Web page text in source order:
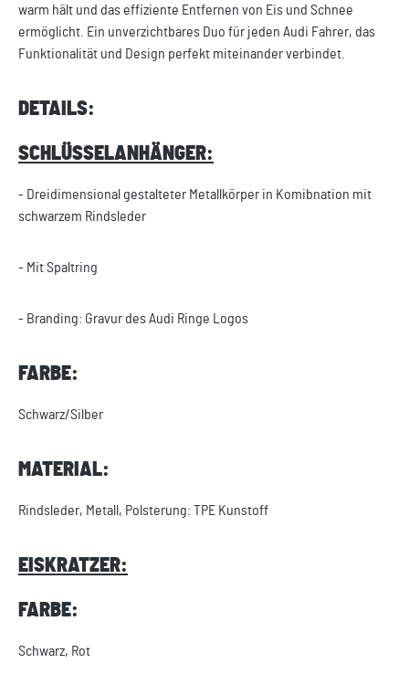
warm hält und das effiziente Entfernen von Eis und Schnee
ermöglicht. Ein unverzichtbares Duo für jeden Audi Fahrer, das
Funktionalität und Design perfekt miteinander verbindet.
DETAILS:
SCHLÜSSELANHÄNGER:
- Dreidimensional gestalteter Metallkörper in Komibnation mit
schwarzem Rindsleder
- Mit Spaltring
- Branding: Gravur des Audi Ringe Logos
FARBE:
Schwarz/Silber
MATERIAL:
Rindsleder, Metall, Polsterung: TPE Kunstoff
EISKRATZER:
FARBE:
Schwarz, Rot